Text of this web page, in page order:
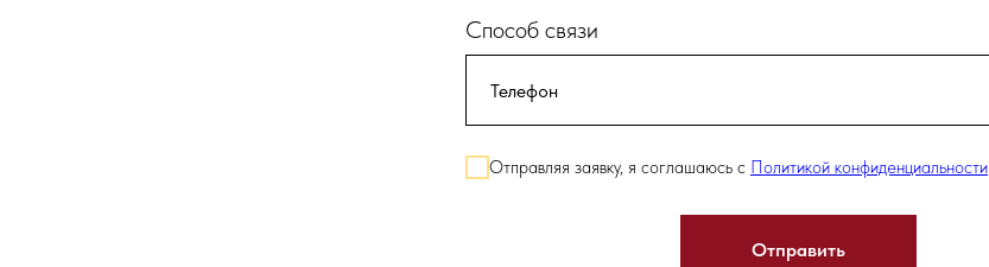
Способ связи
Отправляя заявку, я соглашаюсь с Политикой конфиденциальности
Отправить